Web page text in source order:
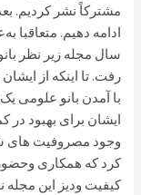
مشترکاً نشر کردیم.
ادامه دهیم.
سال مجله زیر نظر
رفت. تا اینکه از
با آمدن بانو علومی
ایشان برای بهبود در
وجود مصروفیت های
کرد که همکاری
کیفیت ودیز این